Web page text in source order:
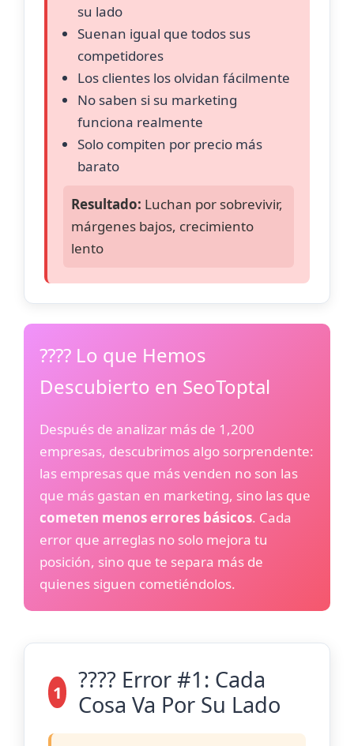
su lado
Suenan igual que todos sus
competidores
Los clientes los olvidan fácilmente
No saben si su marketing
funciona realmente
Solo compiten por precio más
barato
Resultado: Luchan por sobrevivir,
márgenes bajos, crecimiento
lento
???? Lo que Hemos
Descubierto en SeoToptal
Después de analizar más de 1,200
empresas, descubrimos algo sorprendente:
las empresas que más venden no son las
que más gastan en marketing, sino las que
cometen menos errores básicos. Cada
error que arreglas no solo mejora tu
posición, sino que te separa más de
quienes siguen cometiéndolos.
1
???? Error #1: Cada
Cosa Va Por Su Lado